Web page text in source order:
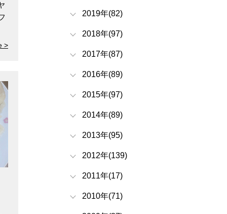
>
2019年(82)
2018年(97)
2017年(87)
2016年(89)
2015年(97)
2014年(89)
2013年(95)
2012年(139)
2011年(17)
2010年(71)